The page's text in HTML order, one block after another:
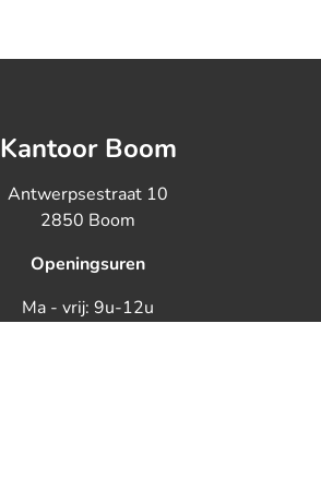
Kantoor Boom
Antwerpsestraat 10
2850 Boom
Openingsuren
Ma - vrij: 9u-12u